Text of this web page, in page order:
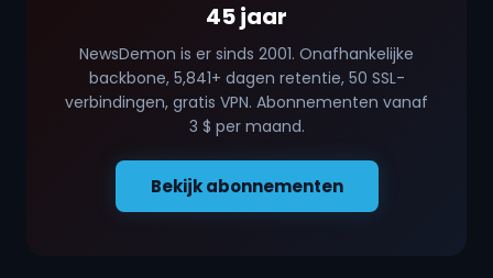
45 jaar
NewsDemon is er sinds 2001. Onafhankelijke
backbone, 5,841+ dagen retentie, 50 SSL-
verbindingen, gratis VPN. Abonnementen vanaf
3 $ per maand.
Bekijk abonnementen